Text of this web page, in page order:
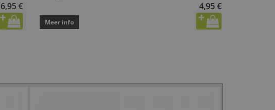
6,95 € 4,95 €
Meer info